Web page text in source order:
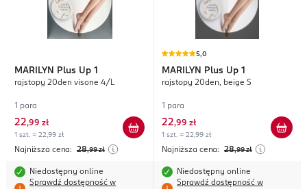
MARILYN Plus Up 1
rajstopy 20den visone 4/L
1 para
22,99 zł
1 szt. = 22,99 zł
Najniższa cena: 28,99 zł
Niedostępny online
Sprawdź dostępność w
5,0
MARILYN Plus Up 1
rajstopy 20den, beige S
1 para
22,99 zł
1 szt. = 22,99 zł
Najniższa cena: 28,99 zł
Niedostępny online
Sprawdź dostępność w